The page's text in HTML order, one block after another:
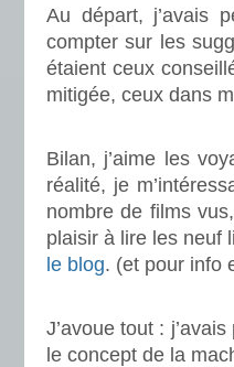
Au départ, j’avais
compter sur les
étaient ceux
mitigée, ceux dans
Bilan, j’aime les
réalité, je
nombre de films
plaisir à lire les neuf
le blog. (et pour info
J’avoue tout :
le concept de la